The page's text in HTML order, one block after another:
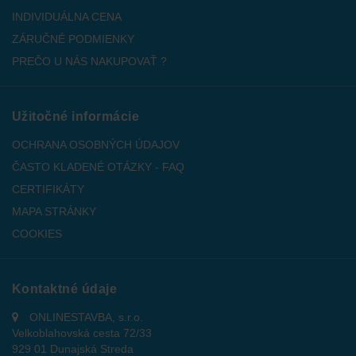
INDIVIDUÁLNA CENA
ZÁRUČNÉ PODMIENKY
PREČO U NÁS NAKUPOVAŤ ?
Užitočné informácie
OCHRANA OSOBNÝCH ÚDAJOV
ČASTO KLADENÉ OTÁZKY - FAQ
CERTIFIKÁTY
MAPA STRÁNKY
COOKIES
Kontaktné údaje
ONLINESTAVBA, s.r.o.
Velkoblahovská cesta 72/33
929 01 Dunajská Streda